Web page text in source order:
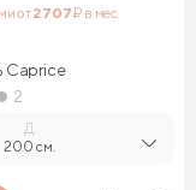
от2 707₽ в мес.
Caprice
2
Д.
200 см.